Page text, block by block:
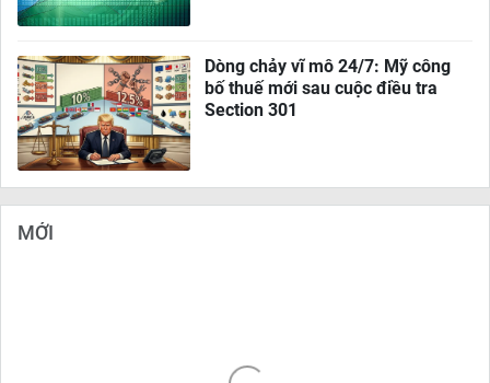
Dòng chảy vĩ mô 24/7: Mỹ công
bố thuế mới sau cuộc điều tra
Section 301
MỚI